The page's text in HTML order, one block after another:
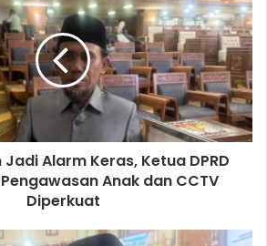
Alarm Keras, Ketua DPRD
Anak dan CCTV
Diperkuat